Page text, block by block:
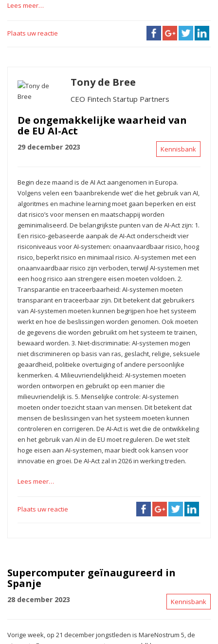
Lees meer…
Plaats uw reactie
Tony de Bree
CEO Fintech Startup Partners
De ongemakkelijke waarheid van
de EU AI-Act
29 december 2023 Kennisbank
Begin deze maand is de AI Act aangenomen in Europa.
Volgens velen een ‘baanbrekende wet’ die het gebruik van AI,
algoritmes en machine learning moet gaan beperken en eist
dat risico’s voor mensen en maatschappij worden
geminimaliseerd. De belangrijkste punten van de AI-Act zijn: 1.
Een risico-gebaseerde aanpak de AI-Act onderscheidt vier
risiconiveaus voor AI-systemen: onaanvaardbaar risico, hoog
risico, beperkt risico en minimaal risico. AI-systemen met een
onaanvaardbaar risico zijn verboden, terwijl AI-systemen met
een hoog risico aan strengere eisen moeten voldoen. 2.
Transparantie en traceerbaarheid: AI-systemen moeten
transparant en traceerbaar zijn. Dit betekent dat gebruikers
van AI-systemen moeten kunnen begrijpen hoe het systeem
werkt en hoe de beslissingen worden genomen. Ook moeten
de gegevens die worden gebruikt om het systeem te trainen,
bewaard worden. 3. Niet-discriminatie: AI-systemen mogen
niet discrimineren op basis van ras, geslacht, religie, seksuele
geaardheid, politieke overtuiging of andere persoonlijke
kenmerken. 4. Milieuvriendelijkheid: AI-systemen moeten
worden ontworpen en gebruikt op een manier die
milieuvriendelijk is. 5. Menselijke controle: AI-systemen
moeten onder toezicht staan van mensen. Dit betekent dat
mensen de beslissingen van het systeem moeten kunnen
controleren en corrigeren. De AI-Act is wet die de ontwikkeling
en het gebruik van AI in de EU moet reguleren. De wet stelt
hoge eisen aan AI-systemen, maar biedt ook kansen voor
innovatie en groei. De AI-Act zal in 2026 in werking treden.
Lees meer…
Plaats uw reactie
Supercomputer geïnaugureerd in
Spanje
28 december 2023 Kennisbank
Vorige week, op 21 december jongstleden is MareNostrum 5, de